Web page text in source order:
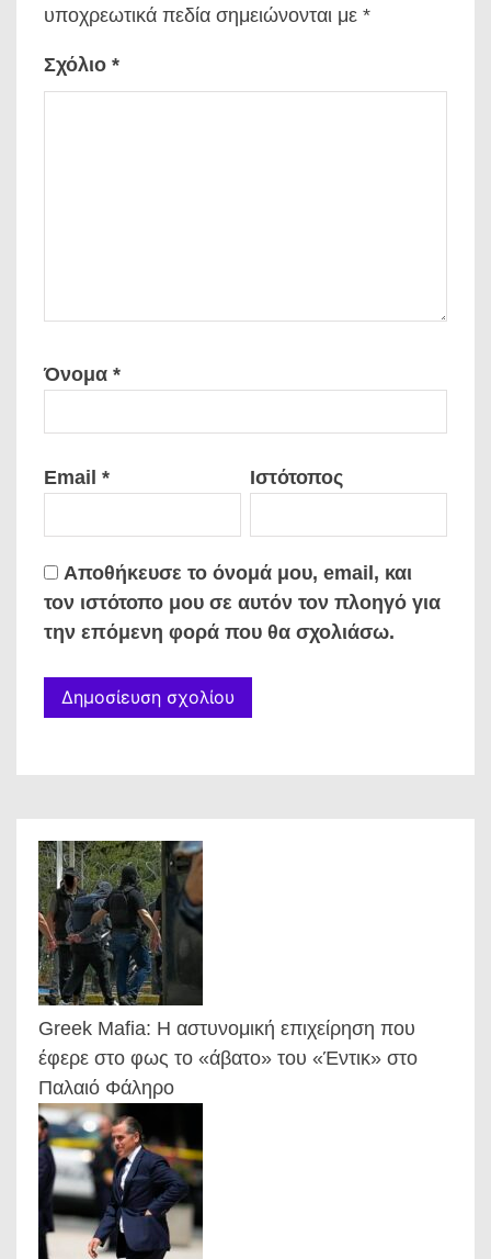
υποχρεωτικά πεδία σημειώνονται με *
Σχόλιο *
Όνομα *
Email * Ιστότοπος
Αποθήκευσε το όνομά μου, email, και
τον ιστότοπο μου σε αυτόν τον πλοηγό για
την επόμενη φορά που θα σχολιάσω.
Greek Mafia: Η αστυνομική επιχείρηση που
έφερε στο φως το «άβατο» του «Έντικ» στο
Παλαιό Φάληρο